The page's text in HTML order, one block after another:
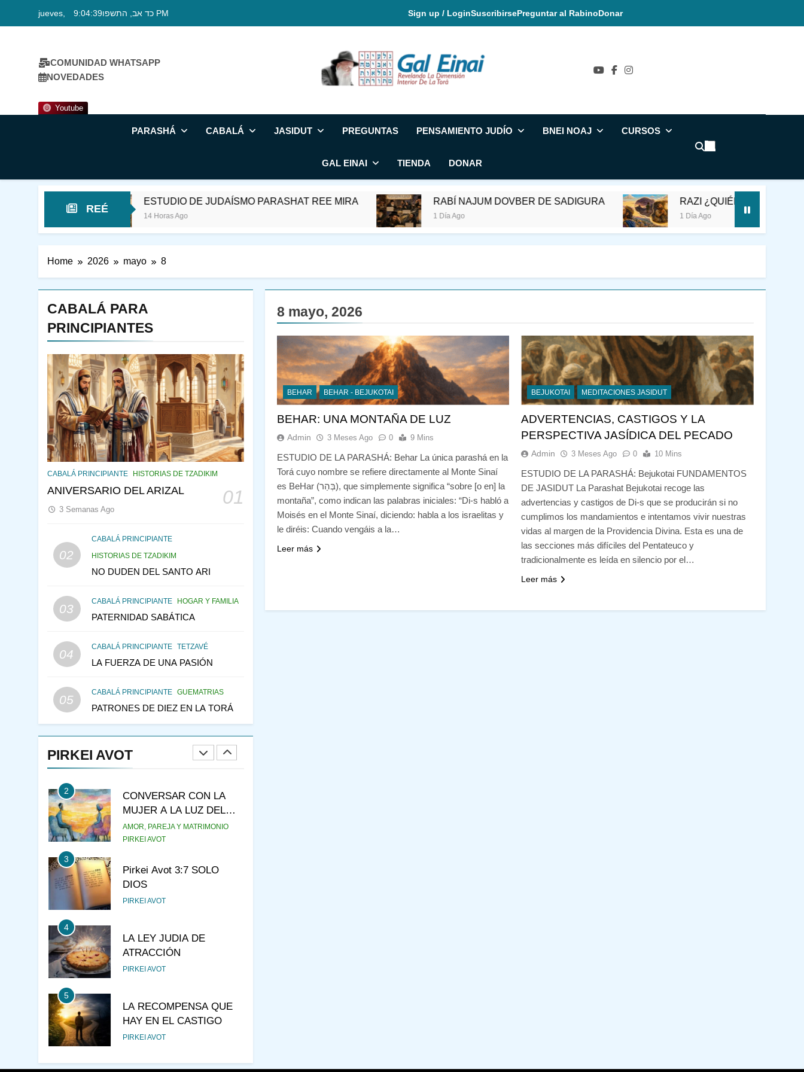
jueves, כד אב, התשפו 9:04:39 PM Sign up / LoginSuscribirsePreguntar al RabinoDonar
COMUNIDAD WHATSAPP
NOVEDADES
Youtube Gal Einai En Español
PARASHÁ CABALÁ JASIDUT PREGUNTAS PENSAMIENTO JUDÍO BNEI NOAJ CURSOS
GAL EINAI TIENDA DONAR
REÉ
ESTUDIO DE JUDAÍSMO PARASHAT REE MIRA
14 Horas Ago
RABÍ NAJUM DOVBER DE SADIGURA
1 Día Ago
RAZI ¿QUIÉN ES SABIO?
1 Día Ago
Home 2026 mayo 8
CABALÁ PARA
PRINCIPIANTES
CABALÁ PRINCIPIANTE HISTORIAS DE TZADIKIM
ANIVERSARIO DEL ARIZAL 01
3 Semanas Ago
02
CABALÁ PRINCIPIANTE
HISTORIAS DE TZADIKIM
NO DUDEN DEL SANTO ARI
03
CABALÁ PRINCIPIANTE HOGAR Y FAMILIA
PATERNIDAD SABÁTICA
04
CABALÁ PRINCIPIANTE TETZAVÉ
LA FUERZA DE UNA PASIÓN
05
CABALÁ PRINCIPIANTE GUEMATRIAS
PATRONES DE DIEZ EN LA TORÁ
PIRKEI AVOT
144
¿QUIÉN ES SABIO? EL
QUE VE LO QUE VA A
PENSAMIENTO JUDÍO
CONSEJO DE LOS
PADRES
PENSAMIENTO JUDÍO
DEL TEMPLO Y LA
ALEGRÍA EN MEDIO DE
MES DE MENAJEM AV
147
VEAMOS ¿POR QUÉ
DE LAS MUJERES
PENSAMIENTO JUDÍO
1
JASIDUT
2
CONVERSAR CON LA
MUJER A LA LUZ DEL
JUDAÍSMO
AMOR, PAREJA Y MATRIMONIO
PIRKEI AVOT
3
Pirkei Avot 3:7 SOLO
DIOS
PIRKEI AVOT
4
LA LEY JUDIA DE
ATRACCIÓN
PIRKEI AVOT
5
LA RECOMPENSA QUE
HAY EN EL CASTIGO
PIRKEI AVOT
6
8 mayo, 2026
BEHAR BEHAR - BEJUKOTAI
BEHAR: UNA MONTAÑA DE LUZ
Admin 3 Meses Ago 0 9 Mins
ESTUDIO DE LA PARASHÁ: Behar La única parashá en la
Torá cuyo nombre se refiere directamente al Monte Sinaí
es BeHar (בְּהַר), que simplemente significa “sobre [o en] la
montaña”, como indican las palabras iniciales: “Di-s habló a
Moisés en el Monte Sinaí, diciendo: habla a los israelitas y
le diréis: Cuando vengáis a la…
Leer más
BEJUKOTAI MEDITACIONES JASIDUT
ADVERTENCIAS, CASTIGOS Y LA
PERSPECTIVA JASÍDICA DEL PECADO
Admin 3 Meses Ago 0 10 Mins
ESTUDIO DE LA PARASHÁ: Bejukotai FUNDAMENTOS
DE JASIDUT La Parashat Bejukotai recoge las
advertencias y castigos de Di-s que se producirán si no
cumplimos los mandamientos e intentamos vivir nuestras
vidas al margen de la Providencia Divina. Esta es una de
las secciones más difíciles del Pentateuco y
tradicionalmente es leída en silencio por el…
Leer más